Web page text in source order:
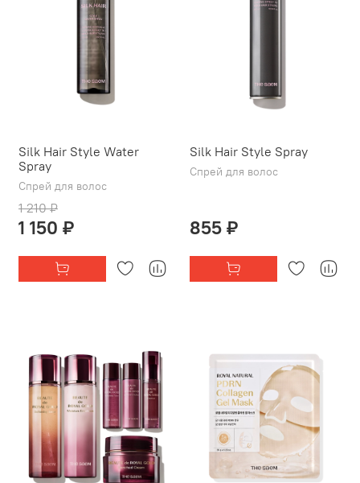
Silk Hair Style Water
Spray
Спрей для волос
1 210 ₽
1 150 ₽
Silk Hair Style Spray
Спрей для волос
855 ₽